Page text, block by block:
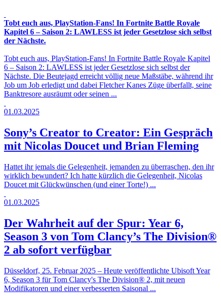
Tobt euch aus, PlayStation-Fans! In Fortnite Battle Royale
Kapitel 6 – Saison 2: LAWLESS ist jeder Gesetzlose sich selbst
der Nächste.
Tobt euch aus, PlayStation-Fans! In Fortnite Battle Royale Kapitel
6 – Saison 2: LAWLESS ist jeder Gesetzlose sich selbst der
Nächste. Die Beutejagd erreicht völlig neue Maßstäbe, während ihr
Job um Job erledigt und dabei Fletcher Kanes Züge überfallt, seine
Banktresore ausräumt oder seinen ...
01.03.2025
Sony’s Creator to Creator: Ein Gespräch
mit Nicolas Doucet und Brian Fleming
Hattet ihr jemals die Gelegenheit, jemanden zu überraschen, den ihr
wirklich bewundert? Ich hatte kürzlich die Gelegenheit, Nicolas
Doucet mit Glückwünschen (und einer Torte!) ...
01.03.2025
Der Wahrheit auf der Spur: Year 6,
Season 3 von Tom Clancy’s The Division®
2 ab sofort verfügbar
Düsseldorf, 25. Februar 2025 – Heute veröffentlichte Ubisoft Year
6, Season 3 für Tom Clancy's The Division® 2, mit neuen
Modifikatoren und einer verbesserten Saisonal ...